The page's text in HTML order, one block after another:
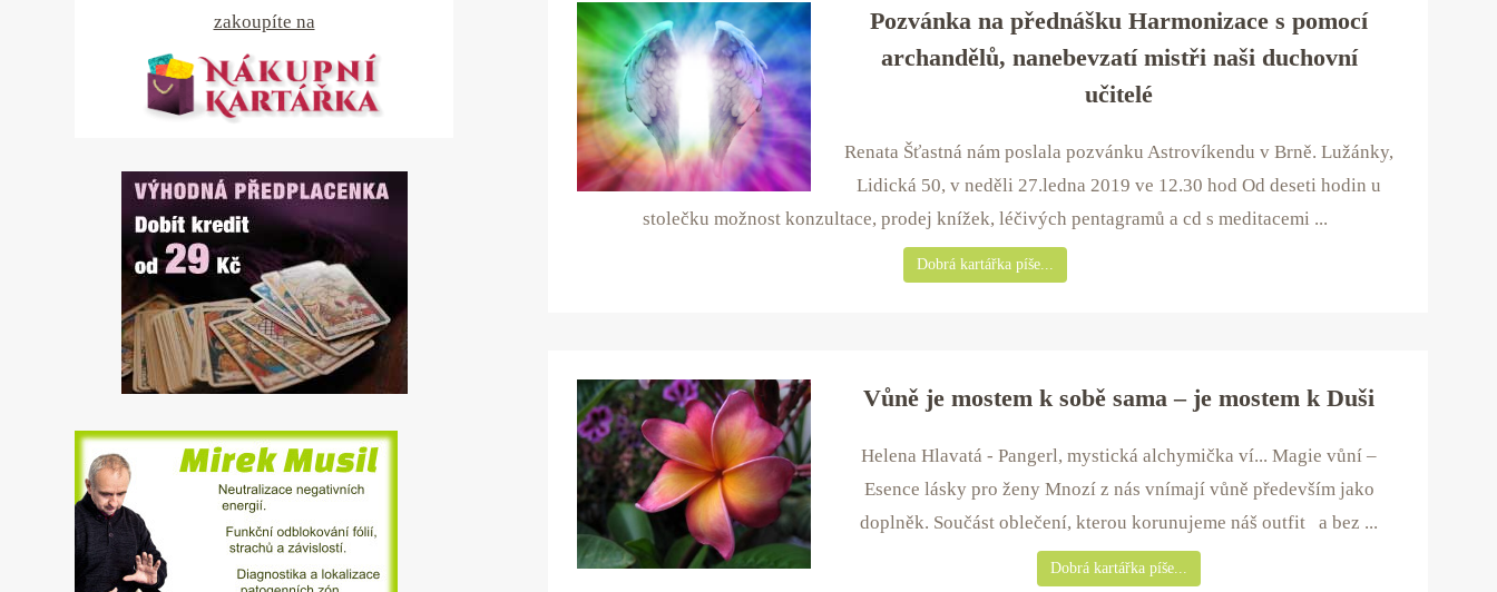
Pozvánka na přednášku Harmonizace s pomocí
archandělů, nanebevzatí mistři naši duchovní
učitelé
Renata Šťastná nám poslala pozvánku Astrovíkendu v Brně. Lužánky,
Lidická 50, v neděli 27.ledna 2019 ve 12.30 hod Od deseti hodin u
stolečku možnost konzultace, prodej knížek, léčivých pentagramů a cd s meditacemi ...
Dobrá kartářka píše...
Vůně je mostem k sobě sama – je mostem k Duši
Helena Hlavatá - Pangerl, mystická alchymička ví... Magie vůní –
Esence lásky pro ženy Mnozí z nás vnímají vůně především jako
doplněk. Součást oblečení, kterou korunujeme náš outfit a bez ...
Dobrá kartářka píše...
zakoupíte na